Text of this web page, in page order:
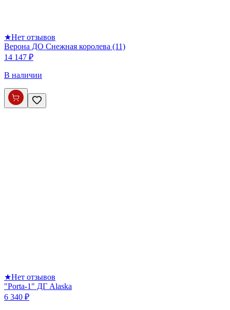
★Нет отзывов
Верона ДО Снежная королева (11)
14 147 ₽
В наличии
★Нет отзывов
"Porta-1" ДГ Alaska
6 340 ₽